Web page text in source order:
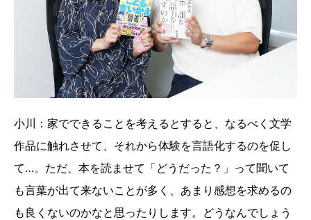
小川：家でできることを考えるとすると、なるべく文学
作品に触れさせて、それから体験を言語化するのを促し
て…。ただ、本を読ませて「どうだった？」って聞いて
も言葉が出て来ないことが多く、あまり感想を求めるの
も良くないのかなと思ったりします。どうなんでしょう